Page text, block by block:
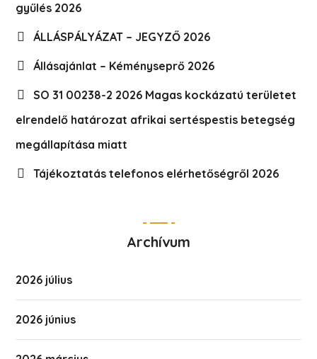
gyűlés 2026
ÁLLÁSPÁLYÁZAT – JEGYZŐ 2026
Állásajánlat – Kéményseprő 2026
SO 31 00238-2 2026 Magas kockázatú területet
elrendelő határozat afrikai sertéspestis betegség
megállapítása miatt
Tájékoztatás telefonos elérhetőségről 2026
Archívum
2026 július
2026 június